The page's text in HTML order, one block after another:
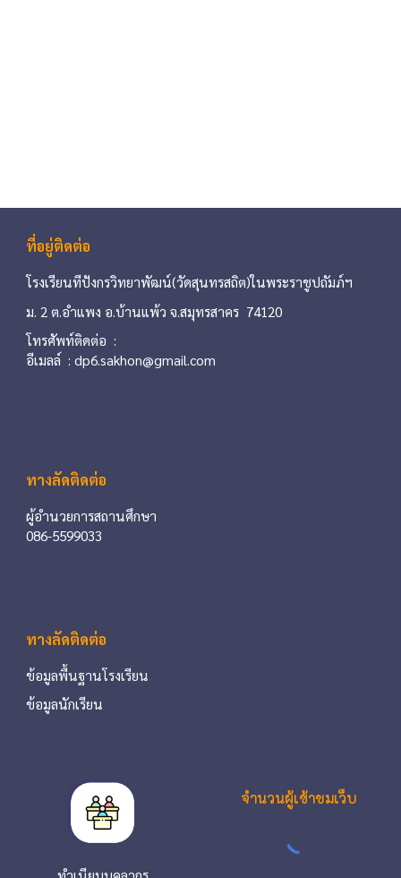
ที่อยู่ติดต่อ
โรงเรียนทีปังกรวิทยาพัฒน์(วัดสุนทรสถิต)ในพระราชูปถัมภ์ฯ
ม. 2 ต.อำแพง อ.บ้านแพ้ว จ.สมุทรสาคร 74120
โทรศัพท์ติดต่อ :
อีเมลล์ : dp6.sakhon@gmail.com
ทางลัดติดต่อ
ผู้อำนวยการสถานศึกษา
086-5599033
ทางลัดติดต่อ
ข้อมูลพื้นฐานโรงเรียน
ข้อมูลนักเรียน
จำนวนผู้เข้าชมเว็บ